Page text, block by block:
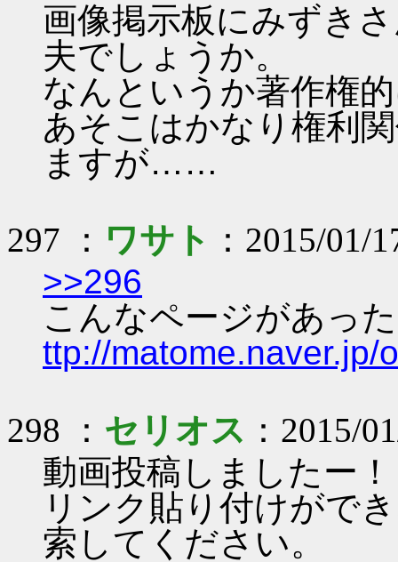
画像掲示板にみずき
夫でしょうか。
なんというか著作権
あそこはかなり権利
ますが……
297 ： ワサト ：2015/01/
>>296
こんなページがあった
ttp://matome.naver.jp/
298 ： セリオス ：2015/
動画投稿しましたー！
リンク貼り付けがで
索してください。